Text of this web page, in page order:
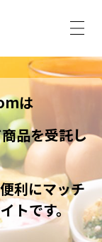
は
品を受託し
利にマッチ
トです。